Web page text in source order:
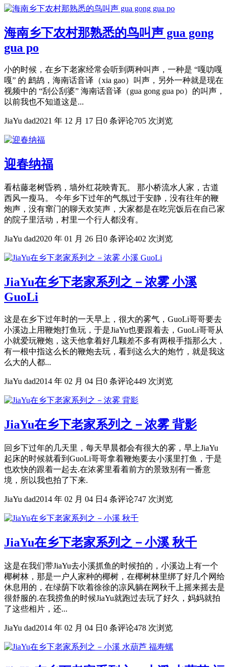
海南乡下农村那熟悉的鸟叫声 gua gong
gua po
小的时候，在乡下老家经常会听到两种叫声，一种是 “嘎叻嘎
嘎” 的 鹧鸪，海南话音译（xia gao）叫声，另外一种就是现在
视频中的 “刮公刮婆” 海南话音译（gua gong gua po）的叫声，
以前我也不知道这是...
JiaYu dad2021 年 12 月 17 日 0 条评论705 次浏览
迎春纳福
看枯藤老树昏鸦，墙外红花映青瓦。 那小桥流水人家，古道
西风一瘦马。 今年乡下过年的气氛过于安静，没有往年的鞭
炮声，没有窜门的聊天欢笑声，大家都是在吃完饭后在自己家
的院子里活动，村里一个行人都没有。
JiaYu dad2020 年 01 月 26 日 0 条评论402 次浏览
JiaYu在乡下老家系列之－浓雾 小溪
GuoLi
这是在乡下过年时的一天早上，很大的雾气，GuoLi哥哥要去
小溪边上用鞭炮打鱼玩，于是JiaYu也要跟着去，GuoLi哥哥从
小就爱玩鞭炮，这天他拿着好几颗差不多有两根手指那么大，
有一根中指这么长的鞭炮去玩，看到这么大的炮竹，就是我这
么大的人都...
JiaYu dad2014 年 02 月 04 日 0 条评论449 次浏览
JiaYu在乡下老家系列之－浓雾 背影
回乡下过年的几天里，每天早晨都会有很大的雾，早上JiaYu
起床的时候就看到GuoLi哥哥拿着鞭炮要去小溪里打鱼，于是
也欢快的跟着一起去.在浓雾里看着前方的景致别有一番意
境，所以我也拍了下来.
JiaYu dad2014 年 02 月 04 日 4 条评论747 次浏览
JiaYu在乡下老家系列之－小溪 秋千
这是在我们带JiaYu去小溪抓鱼的时候拍的，小溪边上有一个
椰树林，那是一户人家种的椰树，在椰树林里绑了好几个网给
休息用的，在绿荫下吹着徐徐的凉风躺在网秋千上摇来摇去是
很舒服的.在我捞鱼的时候JiaYu就跑过去玩了好久，妈妈就拍
了这些相片，还...
JiaYu dad2014 年 02 月 04 日 0 条评论478 次浏览